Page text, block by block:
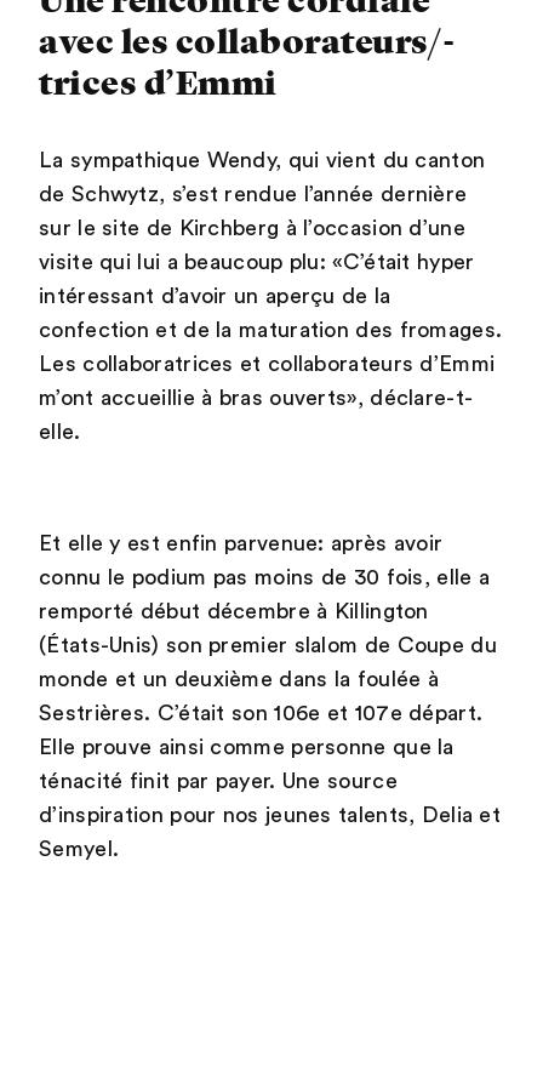
avec les collaborateurs/-
trices d’Emmi
La sympathique Wendy, qui vient du canton
de Schwytz, s’est rendue l’année dernière
sur le site de Kirchberg à l’occasion d’une
visite qui lui a beaucoup plu: «C’était hyper
intéressant d’avoir un aperçu de la
confection et de la maturation des fromages.
Les collaboratrices et collaborateurs d’Emmi
m’ont accueillie à bras ouverts», déclare-t-
elle.
Et elle y est enfin parvenue: après avoir
connu le podium pas moins de 30 fois, elle a
remporté début décembre à Killington
(États-Unis) son premier slalom de Coupe du
monde et un deuxième dans la foulée à
Sestrières. C’était son 106e et 107e départ.
Elle prouve ainsi comme personne que la
ténacité finit par payer. Une source
d’inspiration pour nos jeunes talents, Delia et
Semyel.